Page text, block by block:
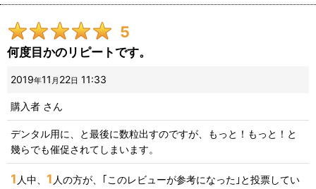
5
何度目かのリピートです。
2019年11 月 22日 11:33
購入者 さん
デンタル用に、と最後に数粒出すのですが、もっと！もっと！と
幾らでも催促されてしまいます。
1 人中、 1 人の方が、｢このレビューが参考になった｣と投票してい